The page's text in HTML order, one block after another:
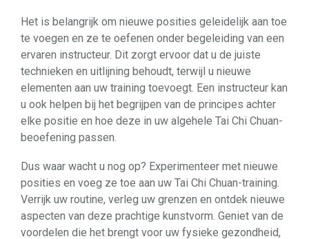
Het is belangrijk om nieuwe posities geleidelijk aan toe
te voegen en ze te oefenen onder begeleiding van een
ervaren instructeur. Dit zorgt ervoor dat u de juiste
technieken en uitlijning behoudt, terwijl u nieuwe
elementen aan uw training toevoegt. Een instructeur kan
u ook helpen bij het begrijpen van de principes achter
elke positie en hoe deze in uw algehele Tai Chi Chuan-
beoefening passen.
Dus waar wacht u nog op? Experimenteer met nieuwe
posities en voeg ze toe aan uw Tai Chi Chuan-training.
Verrijk uw routine, verleg uw grenzen en ontdek nieuwe
aspecten van deze prachtige kunstvorm. Geniet van de
voordelen die het brengt voor uw fysieke gezondheid,